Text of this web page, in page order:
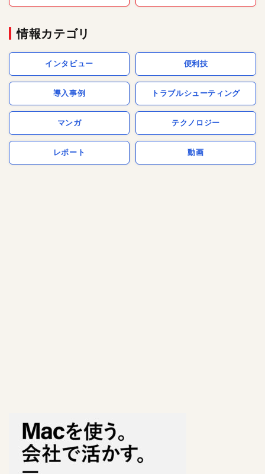
情報カテゴリ
インタビュー 便利技
導入事例 トラブルシューティング
マンガ テクノロジー
レポート 動画